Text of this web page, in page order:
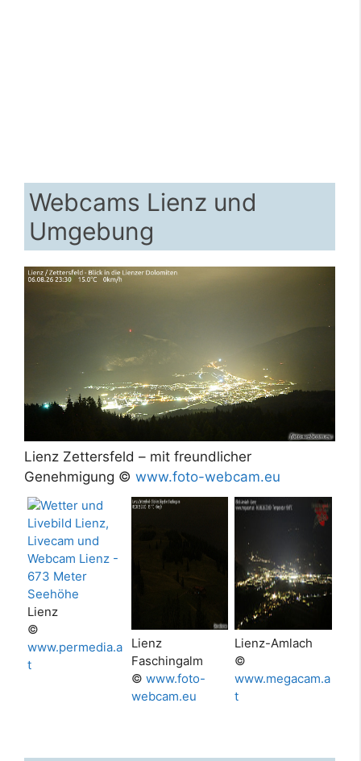
Webcams Lienz und
Umgebung
Lienz Zettersfeld – mit freundlicher
Genehmigung © www.foto-webcam.eu
Lienz
©
www.permedia.a
t
Lienz
Faschingalm
© www.foto-
webcam.eu
Lienz-Amlach
©
www.megacam.a
t